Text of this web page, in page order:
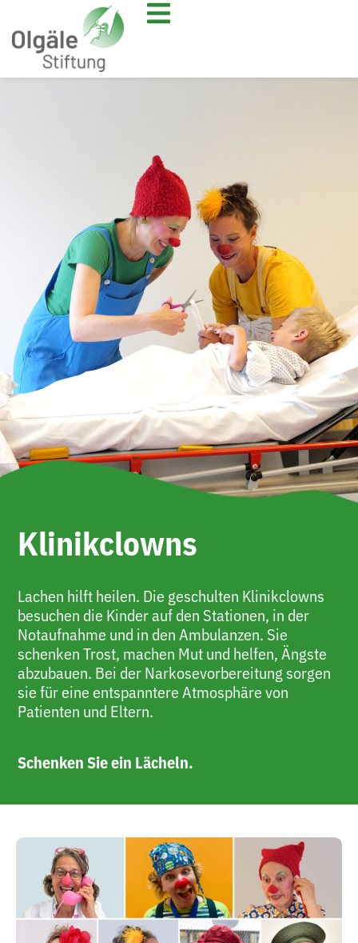
Klinikclowns
Lachen hilft heilen. Die geschulten Klinikclowns
besuchen die Kinder auf den Stationen, in der
Notaufnahme und in den Ambulanzen. Sie
schenken Trost, machen Mut und helfen, Ängste
abzubauen. Bei der Narkosevorbereitung sorgen
sie für eine entspanntere Atmosphäre von
Patienten und Eltern.
Schenken Sie ein Lächeln.